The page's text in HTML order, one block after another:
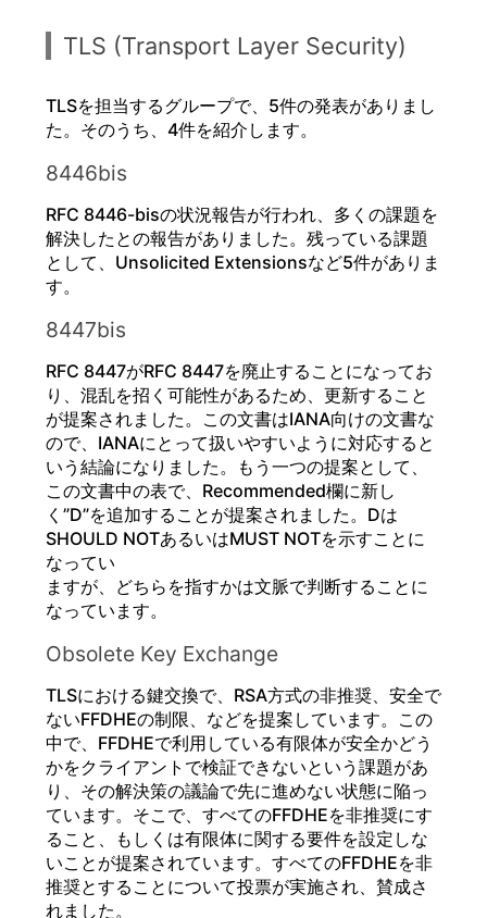
TLS (Transport Layer Security)
TLSを担当するグループで、5件の発表がありまし
た。そのうち、4件を紹介します。
8446bis
RFC 8446-bisの状況報告が行われ、多くの課題を
解決したとの報告がありました。残っている課題
として、Unsolicited Extensionsなど5件がありま
す。
8447bis
RFC 8447がRFC 8447を廃止することになってお
り、混乱を招く可能性があるため、更新すること
が提案されました。この文書はIANA向けの文書な
ので、IANAにとって扱いやすいように対応すると
いう結論になりました。もう一つの提案として、
この文書中の表で、Recommended欄に新し
く”D”を追加することが提案されました。Dは
SHOULD NOTあるいはMUST NOTを示すことに
なってい
ますが、どちらを指すかは文脈で判断することに
なっています。
Obsolete Key Exchange
TLSにおける鍵交換で、RSA方式の非推奨、安全で
ないFFDHEの制限、などを提案しています。この
中で、FFDHEで利用している有限体が安全かどう
かをクライアントで検証できないという課題があ
り、その解決策の議論で先に進めない状態に陥っ
ています。そこで、すべてのFFDHEを非推奨にす
ること、もしくは有限体に関する要件を設定しな
いことが提案されています。すべてのFFDHEを非
推奨とすることについて投票が実施され、賛成さ
れました。